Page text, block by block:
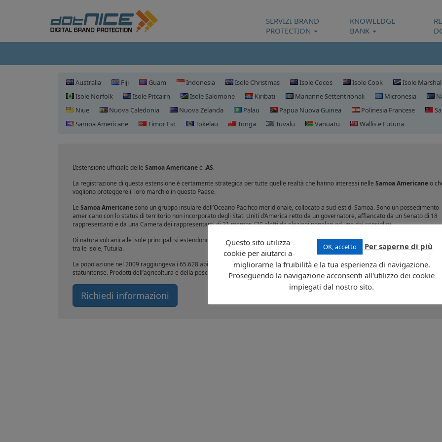
SERVIZI BRAND
PROTECTION
KNOWLEDGE
BANK
Australia Fiji Guam Indonesia Isole Christmas Isole Cocos Isole Cook
Isole Marshall
Isole Norfolk
Isole Pitcairn Isole Salomone Kiribati Marianne Settentrionali Micronesia
Niue
Nuova Caledonia Nuova Zelanda Palau Papua Nuova Guinea Polinesia Francese
Samoa Americane
Timor Est Tokelau Tonga Tuvalu Vanuatu Wallis e Futuna
Registrazione domini Samoa
L’estensione ufficiale delle Samoa Americaneè .AS.
La registrazione di questa estensione è certamente strategica per tutte quelle realtà che hanno interessi nelle Samoa Americaneo
vogliono proteggere il loro marchio in questo Paese.
Le Samoa Americanesono un gruppo insulare dell’Oceano Pacifico meridionale, collocato a sud-est di Samoa. Sono un possedimento
americano con lo status di territorio non incorporato degli Stati Uniti d’America retto da un governatore, affiancato da un Senato di 18
rappresentanti e da una Camera dei rappresentanti di 21 membri (20 eletti da elezioni popolari ed uno dal consiglio).
Di natura vulcanica le isole principali si estendono complessivamente per circa 200 km²; La capitale, Pago Pago, è ospitata dalla
tra le isole, Tutuila.
La popolazione nel 2009 raggiungeva i 65.628 abitanti. Le lingue ufficiali sono l’inglese e il samoano, mentre la valuta in uso è il dollaro
statunitense. Prodotti dell’agricoltura e della pesca (tonno in scatola) sono, insieme ad un limitato turismo, le risorse economiche locali.
Richiedi informazioni
OK, accetto Per saperne di più
Questo sito utilizza
cookie per aiutarci a
migliorarne la fruibilità e la tua esperienza di navigazione.
Proseguendo la navigazione acconsenti all'utilizzo dei cookie
impiegati dal nostro sito.